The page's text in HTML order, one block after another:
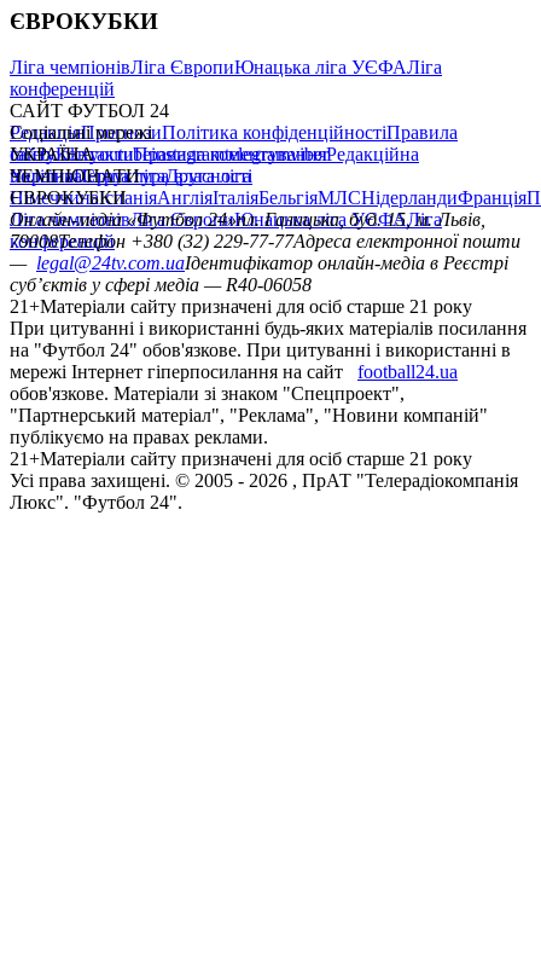
ЄВРОКУБКИ
Ліга чемпіонівЛіга ЄвропиЮнацька ліга УЄФАЛіга
конференцій
САЙТ ФУТБОЛ 24
РедакціяПрогнозиПолітика конфіденційностіПравила
сайтуКонтактиПравила коментуванняРедакційна
політикаСтруктура власності
Соціальні мережі
facebookxyoutubeinstagramtelegramviber
УКРАЇНА
УкраїнаПерша лігаДруга ліга
ЧЕМПІОНАТИ
НімеччинаІспаніяАнгліяІталіяБельгіяМЛСНідерландиФранція
ЄВРОКУБКИ
Ліга чемпіонівЛіга ЄвропиЮнацька ліга УЄФАЛіга
конференцій
Онлайн-медіа «Футбол 24»пл. Галицька, буд. 15, м. Львів,
79008Телефон +380 (32) 229-77-77Адреса електронної пошти
— legal@24tv.com.uaІдентифікатор онлайн-медіа в Реєстрі
суб’єктів у сфері медіа — R40-06058
21+Матеріали сайту призначені для осіб старше 21 року
При цитуванні і використанні будь-яких матеріалів посилання
на "Футбол 24" обов'язкове. При цитуванні і використанні в
мережі Інтернет гіперпосилання на сайт
football24.ua
обов'язкове. Матеріали зі знаком "Спецпроект",
"Партнерський матеріал", "Реклама", "Новини компаній"
публікуємо на правах реклами.
21+Матеріали сайту призначені для осіб старше 21 року
Усi права захищенi. © 2005 - 2026 , ПрАТ "Телерадіокомпанія
Люкс". "Футбол 24".